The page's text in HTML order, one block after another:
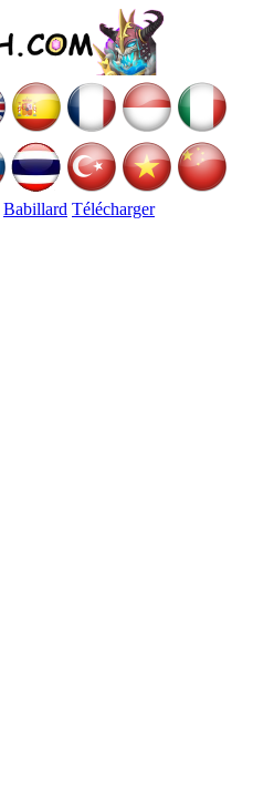
Babillard Télécharger